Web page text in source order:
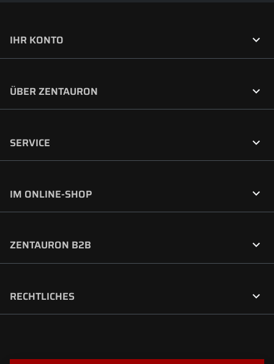
IHR KONTO 
ÜBER ZENTAURON 
SERVICE 
IM ONLINE-SHOP 
ZENTAURON B2B 
RECHTLICHES 